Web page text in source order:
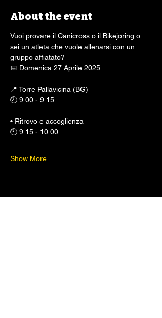
About the event
Vuoi provare il Canicross o il Bikejoring o
sei un atleta che vuole allenarsi con un
gruppo affiatato?
📅 Domenica 27 Aprile 2025
📍 Torre Pallavicina (BG)
🕗 9:00 - 9:15
• Ritrovo e accoglienza
🕙 9:15 - 10:00
Show More